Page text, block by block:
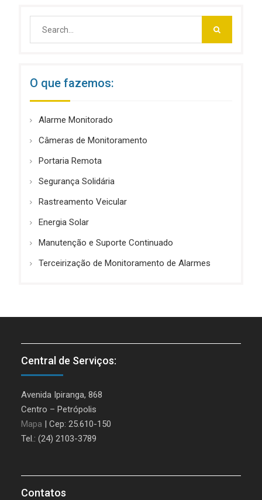
O que fazemos:
Alarme Monitorado
Câmeras de Monitoramento
Portaria Remota
Segurança Solidária
Rastreamento Veicular
Energia Solar
Manutenção e Suporte Continuado
Terceirização de Monitoramento de Alarmes
Central de Serviços:
Avenida Ipiranga, 868
Centro – Petrópolis
Mapa | Cep: 25.610-150
Tel.: (24) 2103-3789
Contatos